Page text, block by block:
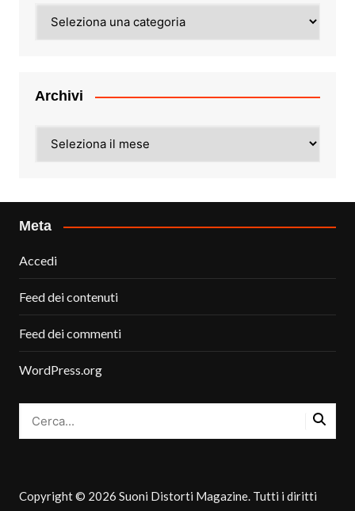
Archivi
Meta
Accedi
Feed dei contenuti
Feed dei commenti
WordPress.org
Copyright © 2026 Suoni Distorti Magazine. Tutti i diritti